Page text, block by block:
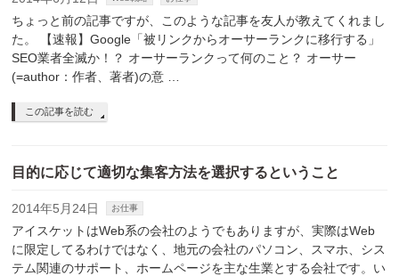
ちょっと前の記事ですが、このような記事を友人が教えてくれまし
た。 【速報】Google「被リンクからオーサーランクに移行する」
SEO業者全滅か！？ オーサーランクって何のこと？ オーサー
(=author：作者、著者)の意 …
この記事を読む
目的に応じて適切な集客方法を選択するということ
2014年5月24日 お仕事
アイスケットはWeb系の会社のようでもありますが、実際はWeb
に限定してるわけではなく、地元の会社のパソコン、スマホ、シス
テム関連のサポート、ホームページを主な生業とする会社です。い